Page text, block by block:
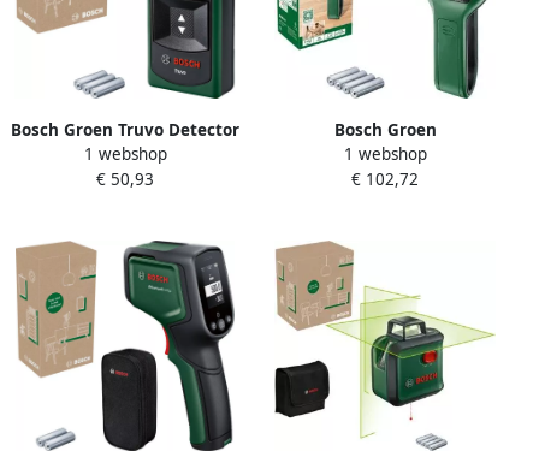
Bosch Groen Truvo Detector
| Inclusief Batterijen
06036812Z0
1 webshop
€ 50,93
Bosch Groen
UniversalDetect Detector |
Inclusief Batterijen
1 webshop
€ 102,72